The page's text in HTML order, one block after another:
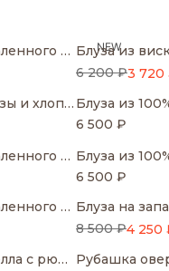
Рубашка приталенного кроя с акцентными манжетами
NEW
3 720
6 200 ₽
Блуза из вискозы и хлопка в горошек
6 500 ₽
Рубашка приталенного кроя с акцентными манжетами
6 500 ₽
Рубашка приталенного кроя с акцентными манжетами Блуза на
4 250
8 500 ₽
Блуза из лиоцелла с рюшами